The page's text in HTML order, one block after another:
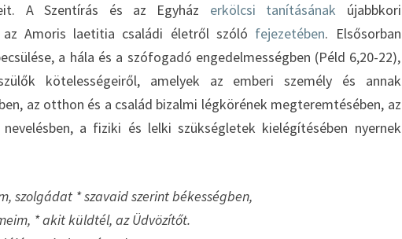
A Szentírás és az Egyház erkölcsi tanításának újabbkori
az Amoris laetitia családi életről szóló fejezetében. Elsősorban
a hála és a szófogadó engedelmességben (Péld 6,20-22),
kötelességeiről, amelyek az emberi személy és annak
az otthon és a család bizalmi légkörének megteremtésében, az
a fiziki és lelki szükségletek kielégítésében nyernek
szolgádat * szavaid szerint békességben,
* akit küldtél, az Üdvözítőt.